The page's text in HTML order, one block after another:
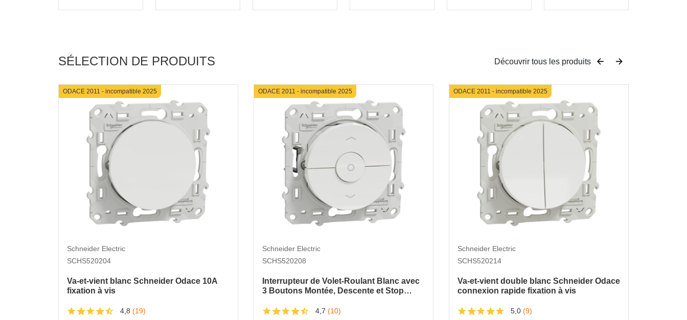
SÉLECTION DE PRODUITS Découvrir tous les produits
ODACE 2011 - incompatible 2025
Schneider Electric
SCHS520204
Va-et-vient blanc Schneider Odace 10A
fixation à vis
4,8 (19)
ODACE 2011 - incompatible 2025
Schneider Electric
SCHS520208
Interrupteur de Volet-Roulant Blanc avec
3 Boutons Montée, Descente et Stop
4,7 (10)
ODACE 2011 - incompatible 2025
Schneider Electric
SCHS520214
Va-et-vient double blanc Schneider Odace
connexion rapide fixation à vis
5,0 (9)